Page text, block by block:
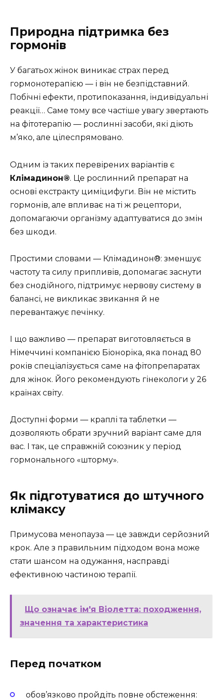
Природна підтримка без
гормонів
У багатьох жінок виникає страх перед
гормонотерапією — і він не безпідставний.
Побічні ефекти, протипоказання, індивідуальні
реакції… Саме тому все частіше увагу звертають
на фітотерапію — рослинні засоби, які діють
м’яко, але цілеспрямовано.
Одним із таких перевірених варіантів є
Клімадинон®. Це рослинний препарат на
основі екстракту циміцифуги. Він не містить
гормонів, але впливає на ті ж рецептори,
допомагаючи організму адаптуватися до змін
без шкоди.
Простими словами — Клімадинон®: зменшує
частоту та силу припливів, допомагає заснути
без снодійного, підтримує нервову систему в
балансі, не викликає звикання й не
перевантажує печінку.
І що важливо — препарат виготовляється в
Німеччині компанією Біоноріка, яка понад 80
років спеціалізується саме на фітопрепаратах
для жінок. Його рекомендують гінекологи у 26
країнах світу.
Доступні форми — краплі та таблетки —
дозволяють обрати зручний варіант саме для
вас. І так, це справжній союзник у період
гормонального «шторму».
Як підготуватися до штучного
клімаксу
Примусова менопауза — це завжди серйозний
крок. Але з правильним підходом вона може
стати шансом на одужання, насправді
ефективною частиною терапії.
Що означає ім'я Віолетта: походження,
значення та характеристика
Перед початком
обов’язково пройдіть повне обстеження: